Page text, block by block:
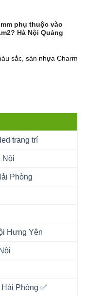
phụ thuộc vào
Hà Nội Quảng
sắc, sàn nhựa Charm
trang trí
Nội
Phòng
Hưng Yên
Phòng ✅